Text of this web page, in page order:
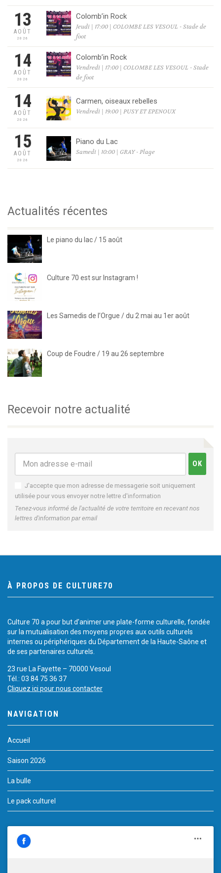
13
AOÛT
2026
Colomb’in Rock
Jeudi | 17:00 | COLOMBE LES VESOUL - Stade de
foot
14
AOÛT
2026
Colomb’in Rock
Vendredi | 17:00 | COLOMBE LES VESOUL - Stade
de foot
14
AOÛT
2026
Carmen, oiseaux rebelles
Vendredi | 19:00 | PUSY ET EPENOUX
15
AOÛT
2026
Piano du Lac
Samedi | 10:00 | GRAY - Plage
Actualités récentes
Le piano du lac / 15 août
Culture 70 est sur Instagram !
Les Samedis de l’Orgue / du 2 mai au 1er août
Coup de Foudre / 19 au 26 septembre
Recevoir notre actualité
J'accepte que mon adresse de messagerie soit uniquement
utilisée pour vous envoyer notre lettre d'information
Tenez-vous informé de l'actualité de votre territoire en recevant nos
lettres d'information par email
À PROPOS DE CULTURE70
Culture 70 a pour but d’animer une plate-forme culturelle, fondée
sur la mutualisation des moyens propres aux outils culturels
internes ou périphériques du Département de la Haute-Saône et
de ses partenaires culturels.
23 rue La Fayette – 70000 Vesoul
Tél.: 03 84 75 36 37
Cliquez ici pour nous contacter
NAVIGATION
Accueil
Saison 2026
La bulle
Le pack culturel